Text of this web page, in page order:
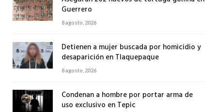
Guerrero
8 agosto, 2026
Detienen a mujer buscada por homicidio y
desaparición en Tlaquepaque
8 agosto, 2026
Condenan a hombre por portar arma de
uso exclusivo en Tepic